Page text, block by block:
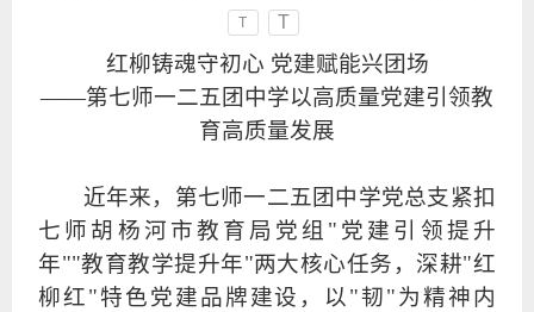
T T
红柳铸魂守初心 党建赋能兴团场
——第七师一二五团中学以高质量党建引领教
育高质量发展
近年来，第七师一二五团中学党总支紧扣
七师胡杨河市教育局党组"党建引领提升
年""教育教学提升年"两大核心任务，深耕"红
柳红"特色党建品牌建设，以"韧"为精神内